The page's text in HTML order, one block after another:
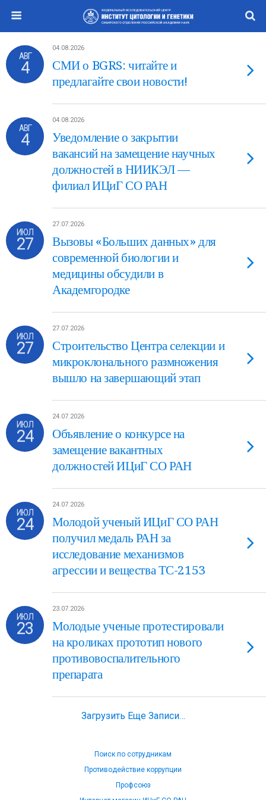
АВГ
4
04.08.2026
СМИ о BGRS: читайте и
предлагайте свои новости!
АВГ
4
04.08.2026
Уведомление о закрытии
вакансий на замещение научных
должностей в НИИКЭЛ —
филиал ИЦиГ СО РАН
ИЮЛ
27
27.07.2026
Вызовы «Больших данных» для
современной биологии и
медицины обсудили в
Академгородке
ИЮЛ
27
27.07.2026
Строительство Центра селекции и
микроклонального размножения
вышло на завершающий этап
ИЮЛ
24
24.07.2026
Объявление о конкурсе на
замещение вакантных
должностей ИЦиГ СО РАН
ИЮЛ
24
24.07.2026
Молодой ученый ИЦиГ СО РАН
получил медаль РАН за
исследование механизмов
агрессии и вещества ТС-2153
ИЮЛ
23
23.07.2026
Молодые ученые протестировали
на кроликах прототип нового
противовоспалительного
препарата
Загрузить Еще Записи…
Поиск по сотрудникам
Противодействие коррупции
Профсоюз